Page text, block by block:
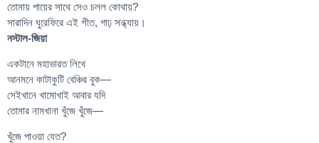
তোমায় পায়ের সাথে সেও চলল কোথায়?
সারাদিন ঘুরেফিরে এই শীত, গাঢ় সন্ধ্যায়।
নস্টাল-জিয়া
একটানে মহাভারত লিখে
আনমনে কাটাকুটি বেঞ্চির বুক—
সেইখানে খামোখাই আবার যদি
তোমার নামখানা খুঁজে খুঁজে—
খুঁজে পাওয়া যেত?